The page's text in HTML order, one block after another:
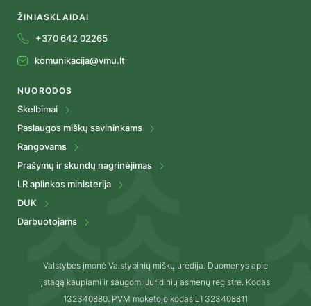
ŽINIASKLAIDAI
+370 642 02265
komunikacija@vmu.lt
NUORODOS
Skelbimai
Paslaugos miškų savininkams
Rangovams
Prašymų ir skundų nagrinėjimas
LR aplinkos ministerija
DUK
Darbuotojams
Valstybės įmonė Valstybinių miškų urėdija. Duomenys apie
įstagą kaupiami ir saugomi Juridinių asmenų registre. Kodas
132340880. PVM mokėtojo kodas LT323408811